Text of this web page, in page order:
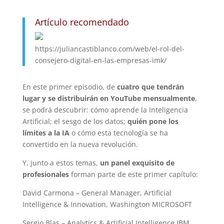
Artículo recomendado
https://juliancastiblanco.com/web/el-rol-del-
consejero-digital-en-las-empresas-imk/
En este primer episodio, de cuatro que tendrán
lugar y se distribuirán en YouTube mensualmente,
se podrá descubrir: cómo aprende la Inteligencia
Artificial; el sesgo de los datos; quién pone los
límites a la IAo cómo esta tecnología se ha
convertido en la nueva revolución.
Y, junto a estos temas, un panel exquisito de
profesionalesforman parte de este primer capítulo:
David Carmona – General Manager, Artificial
Intelligence & Innovation, Washington MICROSOFT